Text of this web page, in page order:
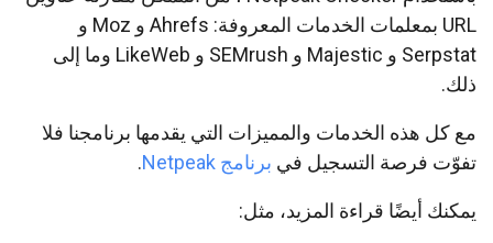
URL بمعلمات الخدمات المعروفة: Ahrefs و Moz و
Serpstat و Majestic و SEMrush و LikeWeb وما إلى
ذلك.
مع كل هذه الخدمات والمميزات التي يقدمها برنامجنا فلا
تفوّت فرصة التسجيل في برنامج Netpeak .
يمكنك أيضًا قراءة المزيد، مثل: